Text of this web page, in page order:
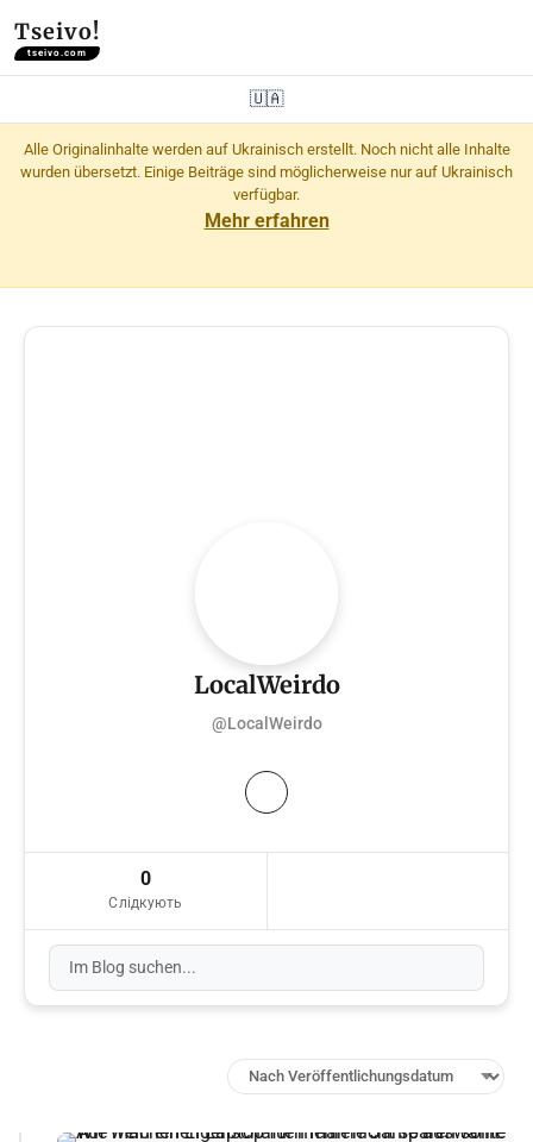
Tseivo!
tseivo.com
🇺🇦
Alle Originalinhalte werden auf Ukrainisch erstellt. Noch nicht alle Inhalte
wurden übersetzt. Einige Beiträge sind möglicherweise nur auf Ukrainisch
verfügbar.
Mehr erfahren
LocalWeirdo
@LocalWeirdo
0
Слідкують